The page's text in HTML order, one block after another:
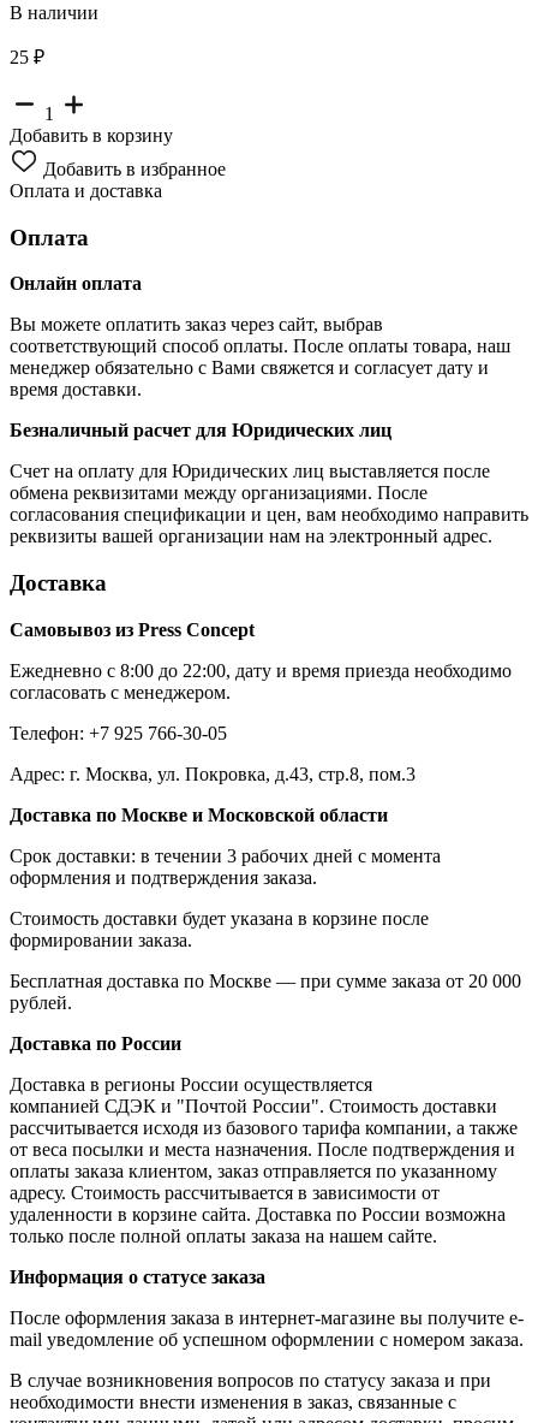
В наличии
25 ₽
1
Добавить в корзину
Добавить в избранное
Оплата и доставка
Оплата
Онлайн оплата
Вы можете оплатить заказ через сайт, выбрав
соответствующий способ оплаты. После оплаты товара, наш
менеджер обязательно с Вами свяжется и согласует дату и
время доставки.
Безналичный расчет для Юридических лиц
Счет на оплату для Юридических лиц выставляется после
обмена реквизитами между организациями. После
согласования спецификации и цен, вам необходимо направить
реквизиты вашей организации нам на электронный адрес.
Доставка
Самовывоз из Press Concept
Ежедневно с 8:00 до 22:00, дату и время приезда необходимо
согласовать с менеджером.
Телефон: +7 925 766-30-05
Адрес: г. Москва, ул. Покровка, д.43, стр.8, пом.3
Доставка по Москве и Московской области
Срок доставки: в течении 3 рабочих дней с момента
оформления и подтверждения заказа.
Стоимость доставки будет указана в корзине после
формировании заказа.
Бесплатная доставка по Москве — при сумме заказа от 20 000
рублей.
Доставка по России
Доставка в регионы России осуществляется
компанией СДЭК и "Почтой России". Стоимость доставки
рассчитывается исходя из базового тарифа компании, а также
от веса посылки и места назначения. После подтверждения и
оплаты заказа клиентом, заказ отправляется по указанному
адресу. Стоимость рассчитывается в зависимости от
удаленности в корзине сайта. Доставка по России возможна
только после полной оплаты заказа на нашем сайте.
Информация о статусе заказа
После оформления заказа в интернет-магазине вы получите e-
mail уведомление об успешном оформлении с номером заказа.
В случае возникновения вопросов по статусу заказа и при
необходимости внести изменения в заказ, связанные с